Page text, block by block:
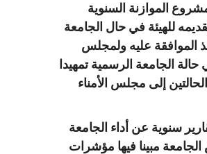
مشروع الموازنة السنوية
للهيئة في حال الجامعة
الموافقة عليه ولمجلس
حالة الجامعة الرسمية تمهيدا
إلى مجلس الأمناء
سنوية عن أداء الجامعة
مبينا فيها مؤشرات